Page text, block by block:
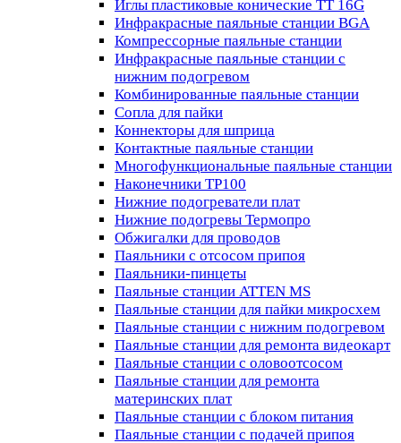
Иглы пластиковые конические TT 16G
Инфракрасные паяльные станции BGA
Компрессорные паяльные станции
Инфракрасные паяльные станции с
нижним подогревом
Комбинированные паяльные станции
Сопла для пайки
Коннекторы для шприца
Контактные паяльные станции
Многофункциональные паяльные станции
Наконечники TP100
Нижние подогреватели плат
Нижние подогревы Термопро
Обжигалки для проводов
Паяльники с отсосом припоя
Паяльники-пинцеты
Паяльные станции ATTEN MS
Паяльные станции для пайки микросхем
Паяльные станции с нижним подогревом
Паяльные станции для ремонта видеокарт
Паяльные станции с оловоотсосом
Паяльные станции для ремонта
материнских плат
Паяльные станции с блоком питания
Паяльные станции с подачей припоя